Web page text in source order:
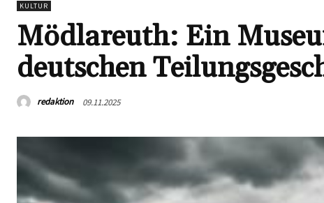
KULTUR
Mödlareuth: Ein
deutschen
redaktion 09.11.2025